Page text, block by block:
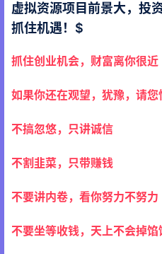
虚拟资源项目前景大，投
抓住机遇！$
抓住创业机会，财富离你很近
如果你还在观望，犹豫，请您
不搞忽悠，只讲诚信
不割韭菜，只带赚钱
不要讲内卷，看你努力不努力
不要坐等收钱，天上不会掉馅